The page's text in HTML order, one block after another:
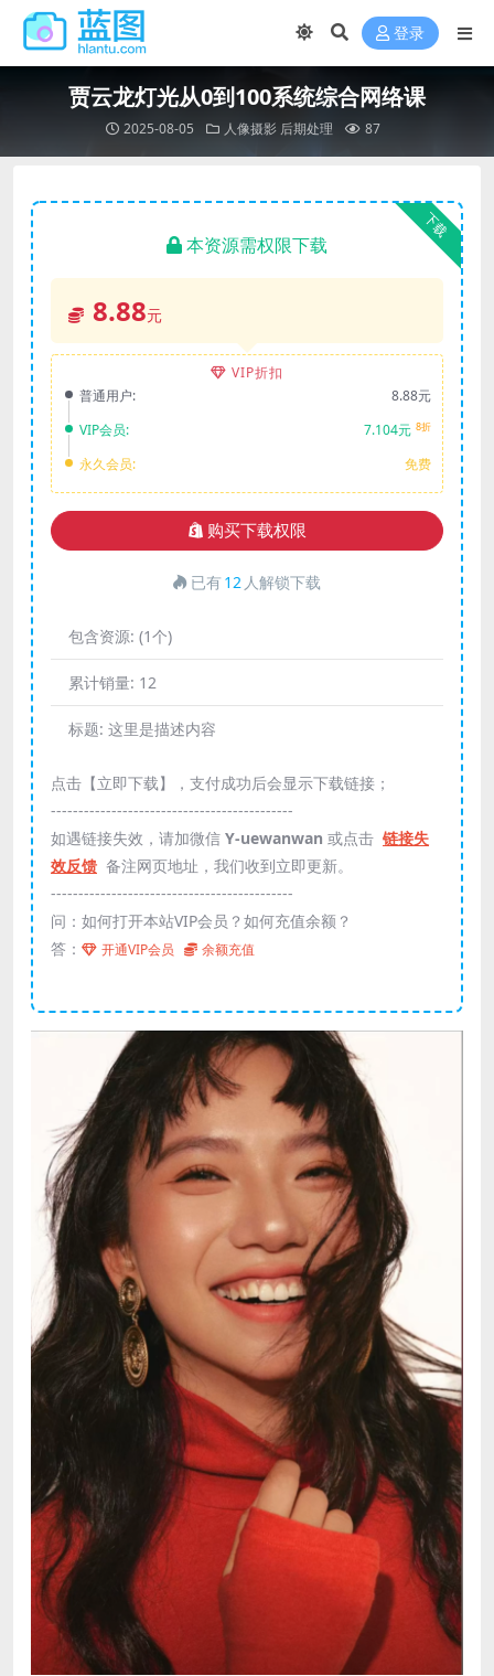
登录
贾云龙灯光从0到100系统综合网络课
2025-08-05 人像摄影 后期处理 87
下载
本资源需权限下载
8.88元
VIP折扣
普通用户:
8.88元
VIP会员:
7.104元 8折
永久会员: 免费
购买下载权限
已有12 人解锁下载
包含资源: (1个)
累计销量: 12
标题: 这里是描述内容
点击【立即下载】，支付成功后会显示下载链接；
--------------------------------------------
如遇链接失效，请加微信 Y-uewanwan 或点击 链接失
效反馈 备注网页地址，我们收到立即更新。
--------------------------------------------
问：如何打开本站VIP会员？如何充值余额？
答：
开通VIP会员 余额充值